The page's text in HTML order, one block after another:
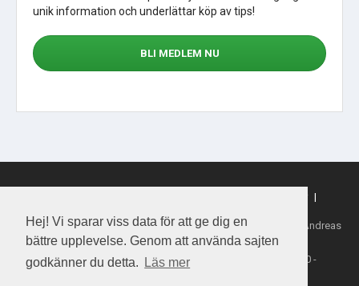
Hej! Vi sparar viss data för att ge dig en
bättre upplevelse. Genom att använda sajten
godkänner du detta.
Läs mer
unik information och underlättar köp av tips!
BLI MEDLEM NU
|
Tillhandahållare: Daytime Media House AB, Ansvarig utgivare: Andreas
Henriksson
Copyright 2026 Daytime Media House AB 556763-4828
Spel från ATG - Åldersgräns 18 år - Stödlinjen 020-81 91 00 -
Spelalagom.se